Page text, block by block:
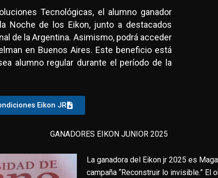
Tecnológicas, el alumno ganador
Noche de los Eikon, junto a destacados
de la Argentina. Asimismo, podrá acceder
en Buenos Aires. Este beneficio está
alumno regular durante el período de la
Eikon JR
GANADORES EIKON JUNIOR 2025
La ganadora del Eikon jr 2025 es
campaña “Reconstruir lo invisible.” El